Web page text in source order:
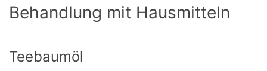
Behandlung mit Hausmitteln
Teebaumöl